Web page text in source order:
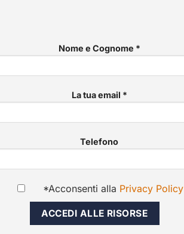
Nome e Cognome *
La tua email *
Telefono
*Acconsenti alla Privacy Policy